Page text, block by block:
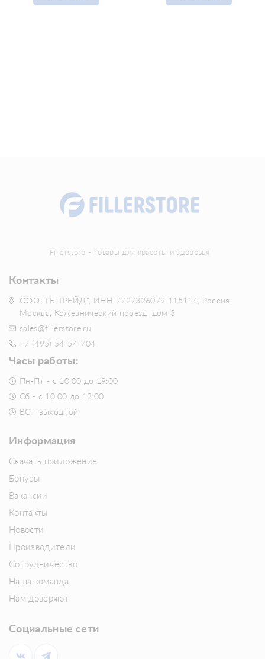
Fillerstore - товары для красоты и здоровья
Контакты
ООО "ГБ ТРЕЙД", ИНН 7727326079 115114, Россия,
Москва, Кожевнический проезд, дом 3
sales@fillerstore.ru
+7 (495) 54-54-704
Часы работы:
Пн-Пт - с 10:00 до 19:00
Сб - с 10:00 до 13:00
ВС - выходной
Информация
Скачать приложение
Бонусы
Вакансии
Контакты
Новости
Производители
Сотрудничество
Наша команда
Нам доверяют
Социальные сети